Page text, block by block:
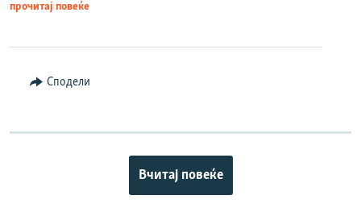
прочитај повеќе
Сподели
Вчитај повеќе